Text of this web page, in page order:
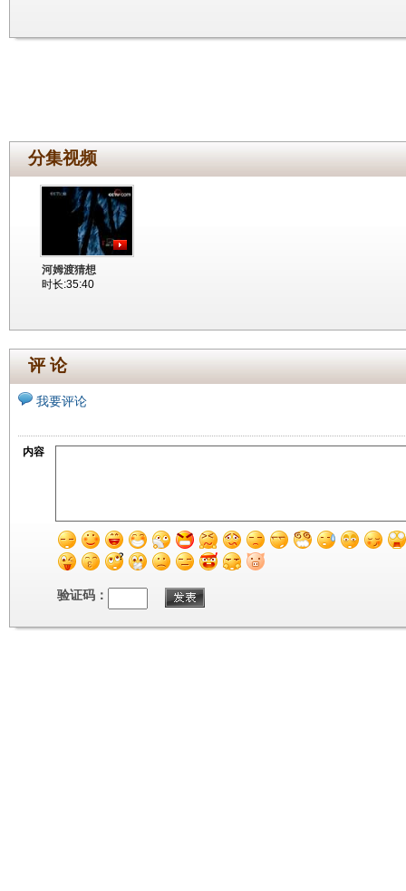
分集视频
河姆渡猜想
时长:35:40
评 论
我要评论
内容
验证码：